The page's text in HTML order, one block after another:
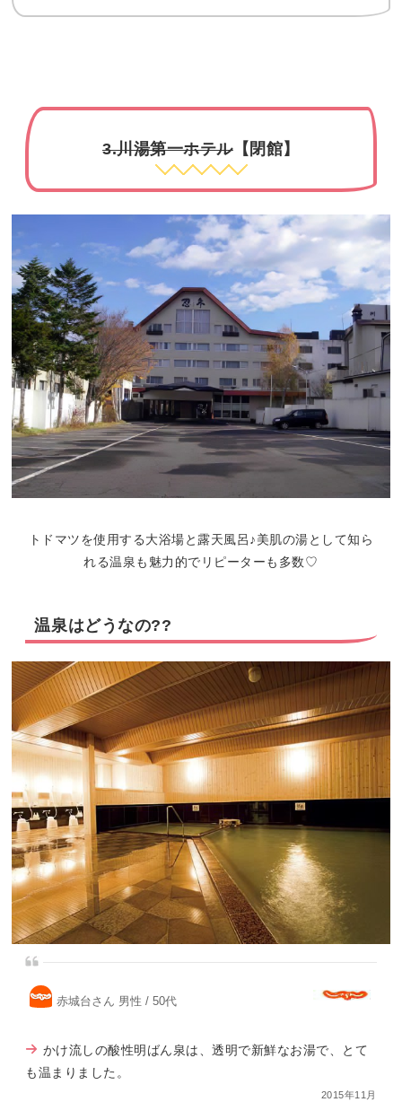
3.川湯第一ホテル【閉館】
トドマツを使用する大浴場と露天風呂♪美肌の湯として知ら
れる温泉も魅力的でリピーターも多数♡
温泉はどうなの??
赤城台さん 男性 / 50代
かけ流しの酸性明ばん泉は、透明で新鮮なお湯で、とて
も温まりました。
2015年11月